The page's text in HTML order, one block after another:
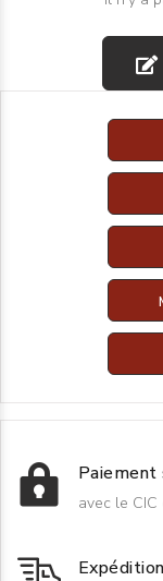
Paiement
avec le CIC